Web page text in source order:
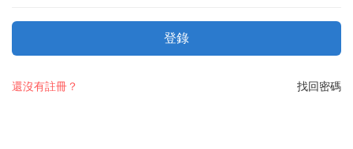
登錄
找回密碼
還沒有註冊？